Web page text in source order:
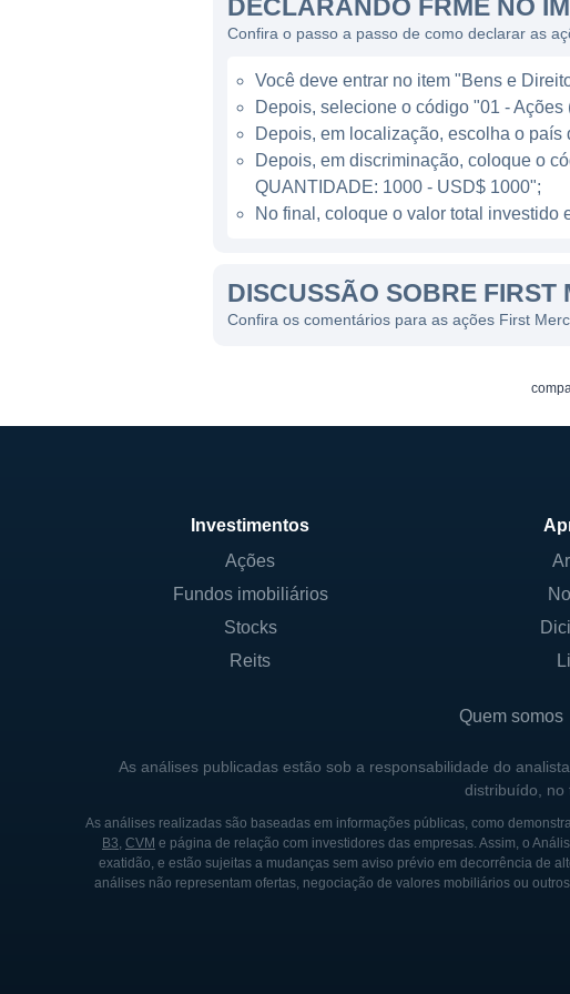
adaptando suas ofertas para
sua presença através de aquisições
ao cliente individual quanto a
tradição e tecnologia. Com o uso
otimizar a experiência do cliente,
A empresa tem um foco firme na
princípios fundamentais da First
construção de relacionamentos
Primeiramente, a First Merchants é
que priorizam a responsabilidade
apoiar o desenvolvimento local e o
A First Merchants foi fundada em
necessidades do mercado e da
de sua base de clientes.
Ao longo dos anos, a First
suas operações para melhor
estratégicas e aquisições que
outras instituições financeiras
Na atualidade, a First Merchants
DECLARANDO FRME NO
Confira o passo a passo de como declarar as
Você deve entrar no item "Bens e
Depois, selecione o código "01 -
Depois, em localização, escolha o
Depois, em discriminação, coloque o
QUANTIDADE: 1000 - USD$ 1000";
No final, coloque o valor total investido
DISCUSSÃO SOBRE FIRST
Confira os comentários para as ações First
Investimentos
Ações
Fundos imobiliários
Stocks
Reits
Quem somos
As análises publicadas estão sob a responsabilidade do
distribuído, no
As análises realizadas são baseadas em informações públicas, como
B3, CVM e página de relação com investidores das empresas. Assim, o
exatidão, e estão sujeitas a mudanças sem aviso prévio em decorrência de
análises não representam ofertas, negociação de valores mobiliários ou